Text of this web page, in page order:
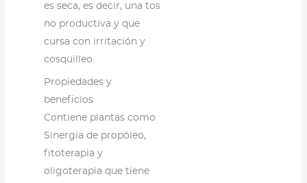
es seca, es decir, una tos
no productiva y que
cursa con irritación y
cosquilleo.
Propiedades y
beneficios
Contiene plantas como
Sinergia de propóleo,
fitoterapia y
oligoterapia que tiene